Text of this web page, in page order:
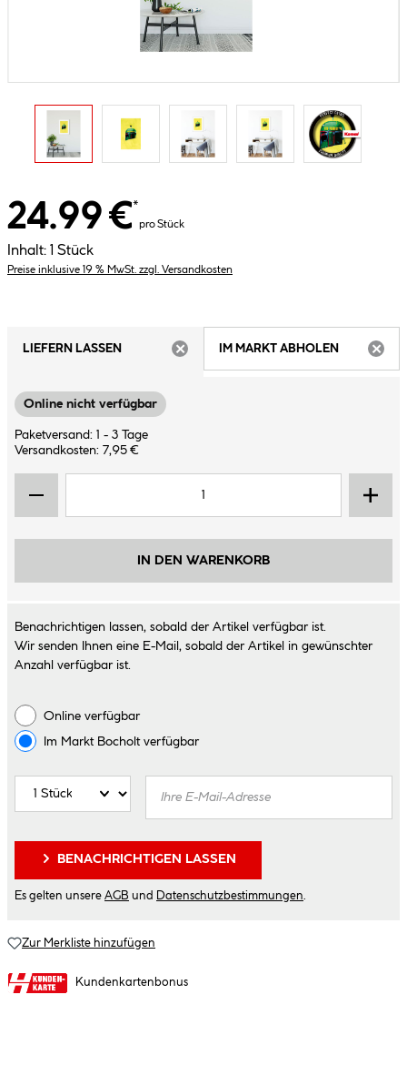
24.99 €*
pro Stück
Inhalt: 1 Stück
Preise inklusive 19 % MwSt. zzgl. Versandkosten
LIEFERN LASSEN
IM MARKT ABHOLEN
Online nicht verfügbar
Paketversand: 1 - 3 Tage
Versandkosten: 7,95 €
IN DEN WARENKORB
Benachrichtigen lassen, sobald der Artikel verfügbar ist.
Wir senden Ihnen eine E-Mail, sobald der Artikel in gewünschter
Anzahl verfügbar ist.
Online verfügbar
Im Markt Bocholtverfügbar
BENACHRICHTIGEN LASSEN
Es gelten unsere AGB und Datenschutzbestimmungen
Zur Merkliste hinzufügen
Kundenkartenbonus